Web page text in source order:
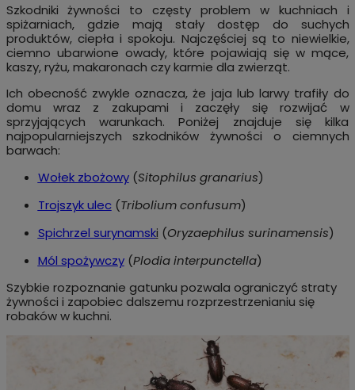
Szkodniki żywności to częsty problem w kuchniach i
spiżarniach, gdzie mają stały dostęp do suchych
produktów, ciepła i spokoju. Najczęściej są to niewielkie,
ciemno ubarwione owady, które pojawiają się w mące,
kaszy, ryżu, makaronach czy karmie dla zwierząt.
Ich obecność zwykle oznacza, że jaja lub larwy trafiły do
domu wraz z zakupami i zaczęły się rozwijać w
sprzyjających warunkach. Poniżej znajduje się kilka
najpopularniejszych szkodników żywności o ciemnych
barwach:
Wołek zbożowy(Sitophilus granarius)
Trojszyk ulec(Tribolium confusum)
Spichrzel surynamski (Oryzaephilus surinamensis)
Mól spożywczy(Plodia interpunctella)
Szybkie rozpoznanie gatunku pozwala ograniczyć straty
żywności i zapobiec dalszemu rozprzestrzenianiu się
robaków w kuchni.